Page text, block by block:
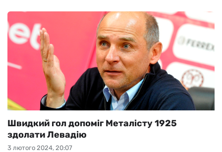
3 лютого 2024, 20:07
Швидкий гол допоміг Металісту 1925
здолати Левадію